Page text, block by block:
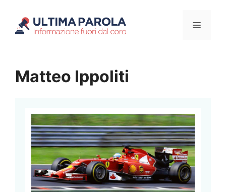
Menu
Matteo Ippoliti